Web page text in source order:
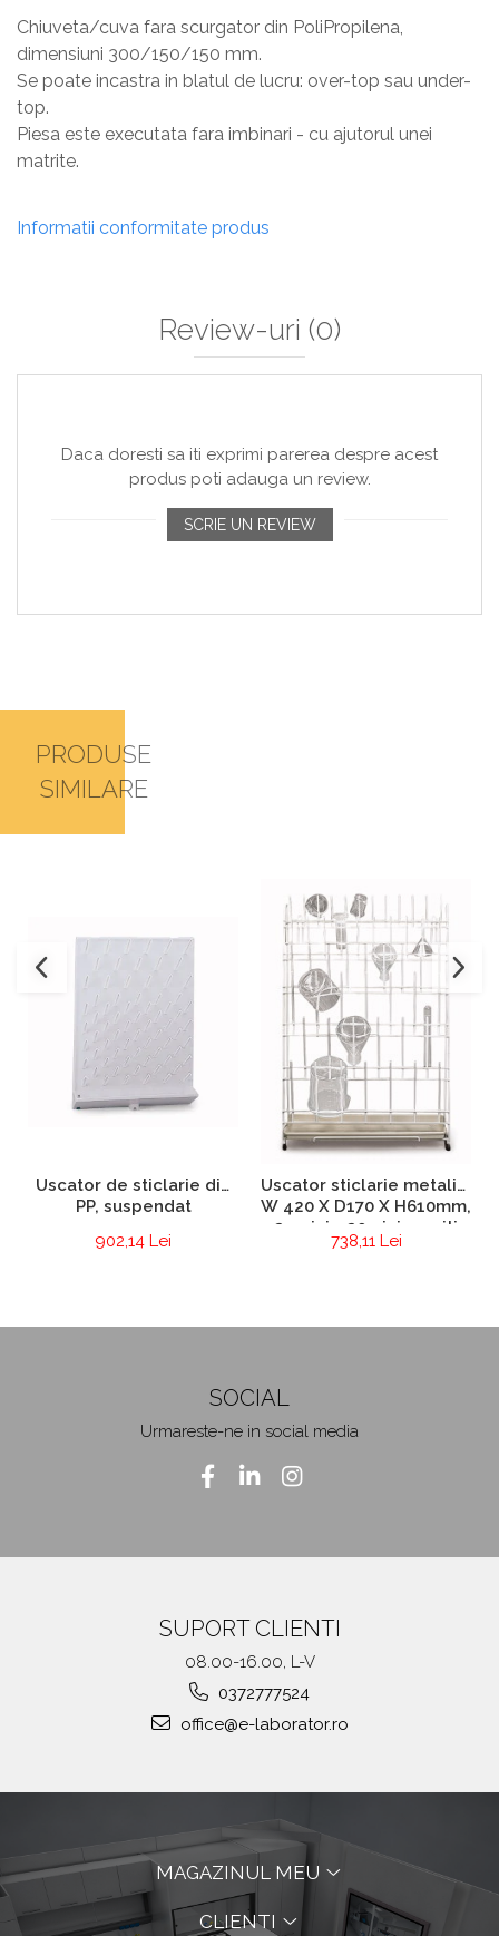
Chiuveta/cuva fara scurgator din PoliPropilena,
dimensiuni 300/150/150 mm.
Se poate incastra in blatul de lucru: over-top sau under-
top.
Piesa este executata fara imbinari - cu ajutorul unei
matrite.
Informatii conformitate produs
Review-uri (0)
Daca doresti sa iti exprimi parerea despre acest
produs poti adauga un review.
SCRIE UN REVIEW
PRODUSE
SIMILARE
Uscator de sticlarie din
PP, suspendat
902,14 Lei
Uscator sticlarie metalic,
W 420 X D170 X H610mm,
24 pini + 20 pini arcuiti
738,11 Lei
SOCIAL
Urmareste-ne in social media
SUPORT CLIENTI
08.00-16.00, L-V
0372777524
office@e-laborator.ro
MAGAZINUL MEU
CLIENTI